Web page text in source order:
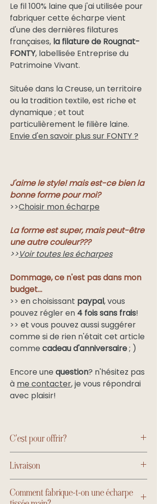
Le fil 100% laine que j'ai utilisée pour
fabriquer cette écharpe vient
d'une des dernières filatures
françaises, la filature de Rougnat-
FONTY, labellisée Entreprise du
Patrimoine Vivant.
Située dans la Creuse, un territoire
ou la tradition textile, est riche et
dynamique ; et tout
particulièrement le filière laine.
Envie d'en savoir plus sur FONTY ?
J'aime le style! mais est-ce bien la
bonne forme pour moi?
>>Choisir mon écharpe
La forme est super, mais peut-être
une autre couleur???
>>Voir toutes les écharpes
Dommage, ce n'est pas dans mon
budget...
>> en choisissant paypal, vous
pouvez régler en 4 fois sans frais!
>> et vous pouvez aussi suggérer
comme si de rien n'était cet article
comme cadeau d'anniversaire; )
Encore une question? n'hésitez pas
à me contacter, je vous répondrai
avec plaisir!
C'est pour offrir?
dessus, ou bien découvrez les
cadeaux Au Couvre-amour
Livraison
contre-signature.
Comment fabrique-t-on une écharpe